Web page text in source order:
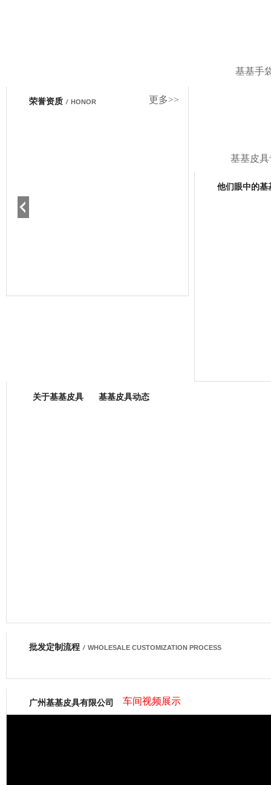
基基手
基基皮
更多>>
荣誉资质 / HONOR
网商会会员
他们眼中的基
关于基基皮具 基基皮具动态
批发定制流程 / WHOLESALE CUSTOMIZATION PROCESS